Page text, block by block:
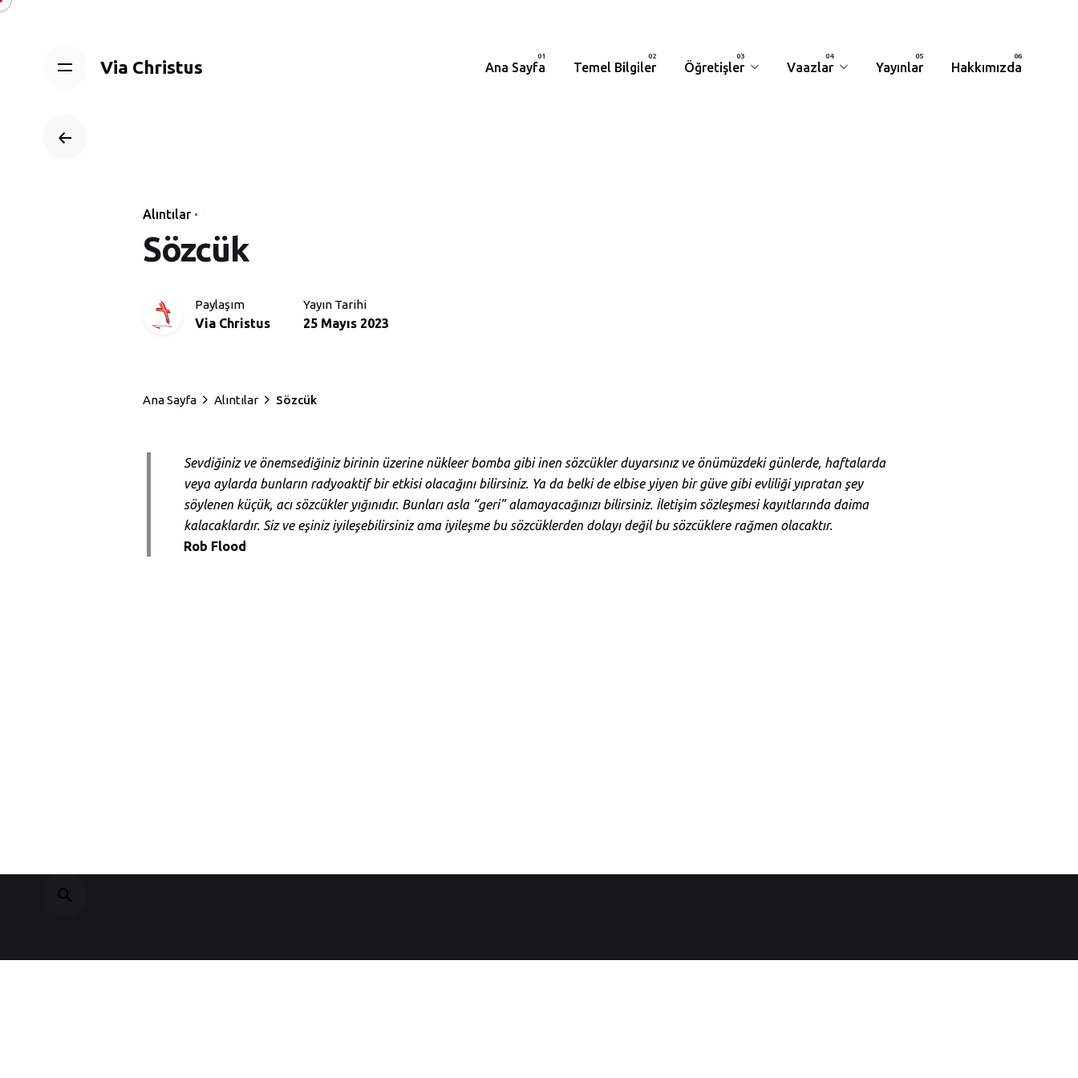
Skip
Via Christus Ana Sayfa Temel Bilgiler Öğretişler Vaazlar Yayınlar Hakkımızda
Alıntılar
Sözcük
Paylaşım
Via Christus
Yayın Tarihi
25 Mayıs 2023
Ana Sayfa Alıntılar Sözcük
Sevdiğiniz ve önemsediğiniz birinin üzerine nükleer bomba gibi inen sözcükler duyarsınız ve önümüzdeki günlerde, haftalarda
veya aylarda bunların radyoaktif bir etkisi olacağını bilirsiniz. Ya da belki de elbise yiyen bir güve gibi evliliği yıpratan şey
söylenen küçük, acı sözcükler yığınıdır. Bunları asla “geri” alamayacağınızı bilirsiniz. İletişim sözleşmesi kayıtlarında daima
kalacaklardır. Siz ve eşiniz iyileşebilirsiniz ama iyileşme bu sözcüklerden dolayı değil bu sözcüklere rağmen olacaktır.
Rob Flood